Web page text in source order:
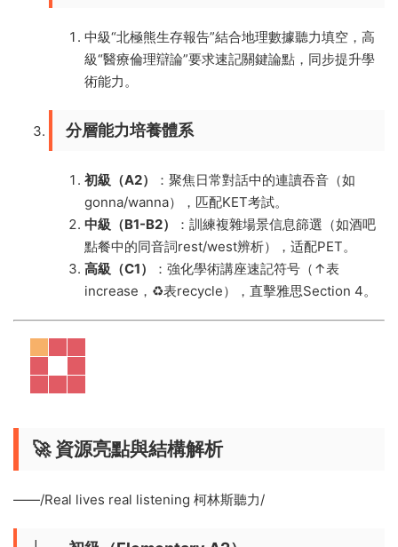
中級“北極熊生存報告”結合地理數據聽力填空，高
級“醫療倫理辯論”要求速記關鍵論點，同步提升學
術能力。
​分層能力培養體系​
​初級（A2）​
​：聚焦日常對話中的連讀吞音（如
gonna/wanna），匹配KET考試。
​中級（B1-B2）​
​：訓練複雜場景信息篩選（如酒吧
點餐中的同音詞rest/west辨析），适配PET。
​高級（C1）​
​：強化學術講座速記符号（↑表
increase，♻️表recycle），直擊雅思Section 4。
​🚀 資源亮點與結構解析​
——/Real lives real listening 柯林斯聽力/